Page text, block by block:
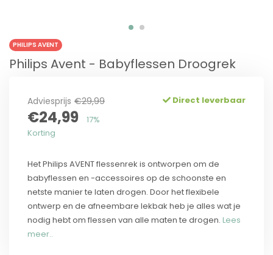
PHILIPS AVENT
Philips Avent - Babyflessen Droogrek
Adviesprijs €29,99
€24,99
17%
Korting
Direct leverbaar
Het Philips AVENT flessenrek is ontworpen om de
babyflessen en -accessoires op de schoonste en
netste manier te laten drogen. Door het flexibele
ontwerp en de afneembare lekbak heb je alles wat je
nodig hebt om flessen van alle maten te drogen. Lees
meer..